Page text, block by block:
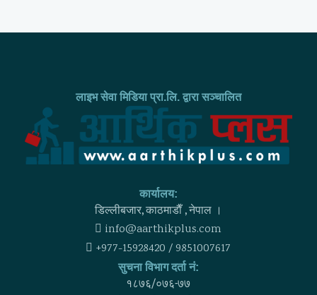
लाइभ सेवा मिडिया प्रा.लि. द्वारा सञ्चालित
कार्यालय:
डिल्लीबजार, काठमाडाैँ , नेपाल ।
info@aarthikplus.com
+977-15928420 / 9851007617
सुचना विभाग दर्ता नं:
१८७६/०७६-७७